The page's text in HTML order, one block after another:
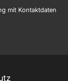
mit Kontaktdaten